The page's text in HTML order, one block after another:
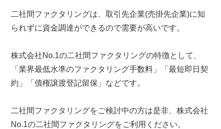
二社間ファクタリングは、取引先企業(売掛先企業)に知
られずに資金調達ができるので需要が高いです。
株式会社No.1の二社間ファクタリングの特徴として、
「業界最低水準のファクタリング手数料」「最短即日契
約」「債権譲渡登記留保」などです。
二社間ファクタリングをご検討中の方は是非、株式会社
No.1の二社間ファクタリングをご利用ください。